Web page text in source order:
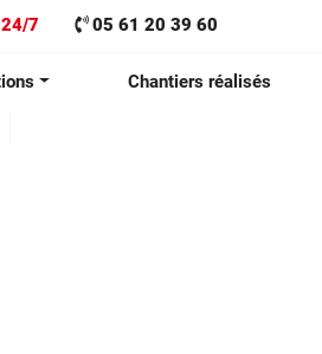
Chantiers réalisés
7 05 61 20 39 60